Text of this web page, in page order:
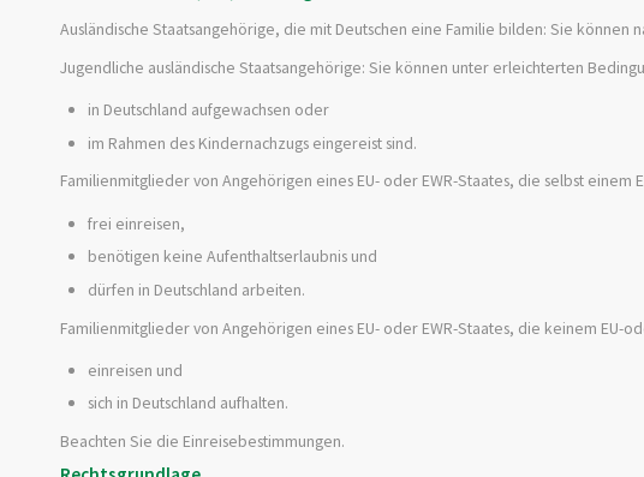
Ausländische Staatsangehörige, die mit Deutschen eine Familie bilden: Sie können
Jugendliche ausländische Staatsangehörige: Sie können unter erleichterten
in Deutschland aufgewachsen oder
im Rahmen des Kindernachzugs eingereist sind.
Familienmitglieder von Angehörigen eines EU- oder EWR-Staates, die selbst einem
frei einreisen,
benötigen keine Aufenthaltserlaubnis und
dürfen in Deutschland arbeiten.
Familienmitglieder von Angehörigen eines EU- oder EWR-Staates, die keinem EU-
einreisen und
sich in Deutschland aufhalten.
Beachten Sie die Einreisebestimmungen.